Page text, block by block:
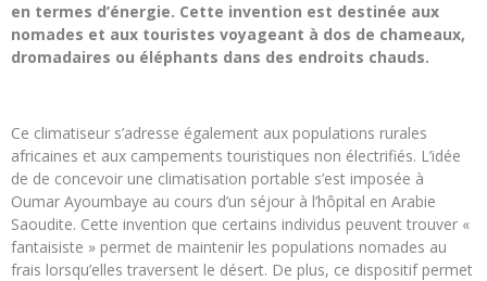
en termes d’énergie. Cette invention est destinée aux
nomades et aux touristes voyageant à dos de chameaux,
dromadaires ou éléphants dans des endroits chauds.
Ce climatiseur s’adresse également aux populations rurales
africaines et aux campements touristiques non électrifiés. L’idée
de de concevoir une climatisation portable s’est imposée à
Oumar Ayoumbaye au cours d’un séjour à l’hôpital en Arabie
Saoudite. Cette invention que certains individus peuvent trouver «
fantaisiste » permet de maintenir les populations nomades au
frais lorsqu’elles traversent le désert. De plus, ce dispositif permet